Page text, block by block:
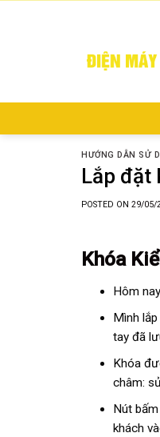
HƯỚNG DẪN SỬ
Lắp đặt
POSTED ON 29/05/
Khóa
Hôm
Mình
tay đã
Khóa
châm:
Nút
khách